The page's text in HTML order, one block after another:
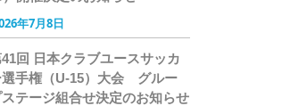
年7月8日
回 日本クラブユースサッカ
選手権（U-15）大会 グルー
ステージ組合せ決定のお知らせ